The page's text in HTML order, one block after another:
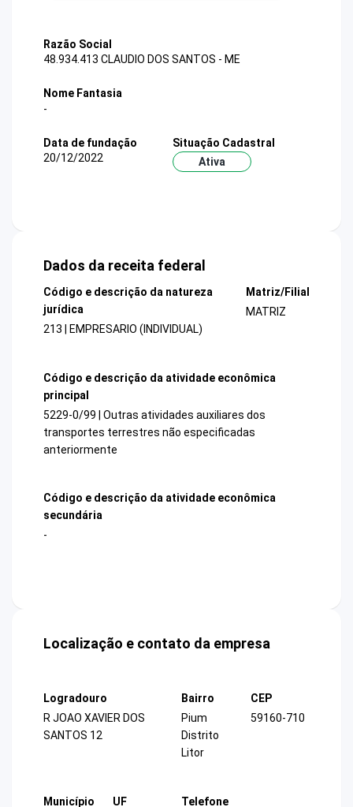
Razão Social
48.934.413 CLAUDIO DOS SANTOS - ME
Nome Fantasia
-
Data de fundação
20/12/2022
Situação Cadastral
Ativa
Dados da receita federal
Código e descrição da natureza
jurídica
213 | EMPRESARIO (INDIVIDUAL)
Matriz/Filial
MATRIZ
Código e descrição da atividade econômica
principal
5229-0/99 | Outras atividades auxiliares dos
transportes terrestres não especificadas
anteriormente
Código e descrição da atividade econômica
secundária
-
Localização e contato da empresa
Logradouro
R JOAO XAVIER DOS
SANTOS 12
Bairro
Pium
Distrito
Litor
CEP
59160-710
Município
UF
Telefone